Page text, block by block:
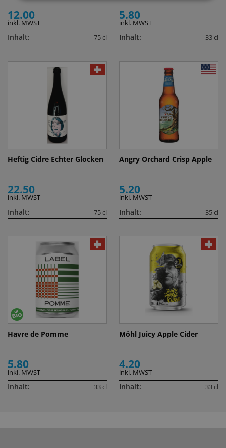
12.00
inkl. MWST
Inhalt: 75 cl
5.80
inkl. MWST
Inhalt: 33 cl
Heftig Cidre Echter Glocken
22.50
inkl. MWST
Inhalt: 75 cl
Angry Orchard Crisp Apple
5.20
inkl. MWST
Inhalt: 35 cl
Havre de Pomme
5.80
inkl. MWST
Inhalt: 33 cl
Möhl Juicy Apple Cider
4.20
inkl. MWST
Inhalt: 33 cl